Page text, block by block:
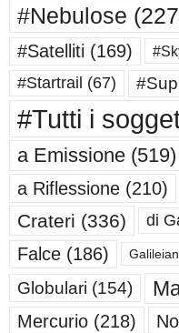
#Nebulose
#Satelliti (169)
#Startrail (67)
#Tutti i
a Emissione (519)
a Riflessione (210)
Crateri (336) di
Falce (186)
Globulari (154)
Mercurio (218)